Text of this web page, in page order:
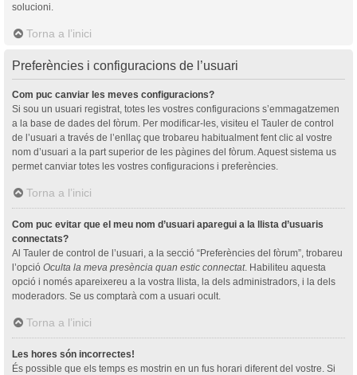
solucioni.
Torna a l’inici
Preferències i configuracions de l’usuari
Com puc canviar les meves configuracions?
Si sou un usuari registrat, totes les vostres configuracions s’emmagatzemen
a la base de dades del fòrum. Per modificar-les, visiteu el Tauler de control
de l’usuari a través de l’enllaç que trobareu habitualment fent clic al vostre
nom d’usuari a la part superior de les pàgines del fòrum. Aquest sistema us
permet canviar totes les vostres configuracions i preferències.
Torna a l’inici
Com puc evitar que el meu nom d’usuari aparegui a la llista d’usuaris
connectats?
Al Tauler de control de l’usuari, a la secció “Preferències del fòrum”, trobareu
l’opció Oculta la meva presència quan estic connectat. Habiliteu aquesta
opció i només apareixereu a la vostra llista, la dels administradors, i la dels
moderadors. Se us comptarà com a usuari ocult.
Torna a l’inici
Les hores són incorrectes!
És possible que els temps es mostrin en un fus horari diferent del vostre. Si